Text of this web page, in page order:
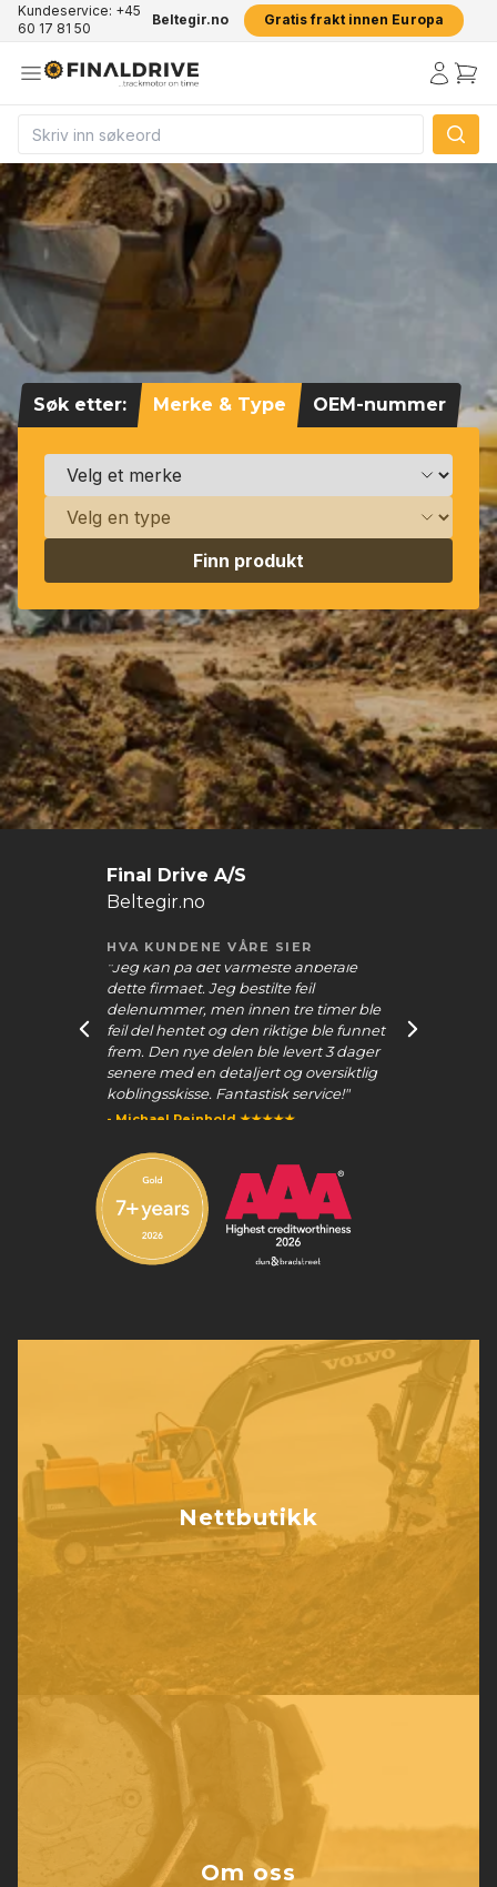
Kundeservice: +45
60 17 81 50
Beltegir.no Gratis frakt innen Europa
Søk etter: Merke & Type OEM-nummer
Finn produkt
Final Drive A/S
Beltegir.no
HVA KUNDENE VÅRE SIER
ble funnet
"Beltegiret og tannhjulet er montert og
fungerer helt perfekt. Tusen takk for
fantastisk service og innsats for å finne
det riktige beltegiret til oss."
- Philip
Nettbutikk
Om oss